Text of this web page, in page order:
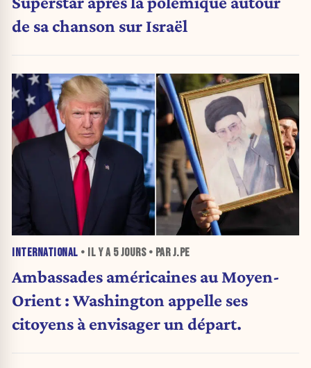
de sa chanson sur Israël
INTERNATIONAL • IL Y A 5 JOURS• PAR J.PE
Ambassades américaines au Moyen-
Orient : Washington appelle ses
citoyens à envisager un départ.